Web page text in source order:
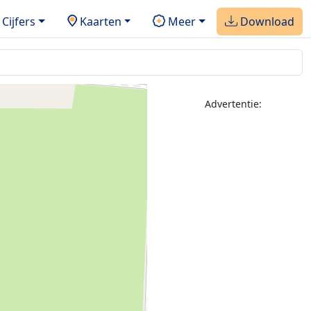
Cijfers Kaarten Meer Download
Advertentie: